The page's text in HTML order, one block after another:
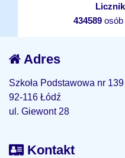
434589osób
Adres
Szkoła Podstawowa nr
92-116 Łódź
ul. Giewont 28
Kontakt